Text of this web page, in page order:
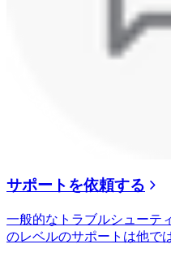
サポートを依頼する
一般的なトラブルシューテ
のレベルのサポートは他で